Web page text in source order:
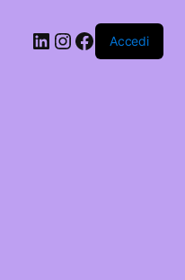
LinkedIn
Instagram
Facebook
Accedi